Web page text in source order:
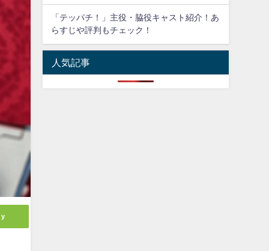
「テッパチ！」主役・脇役キャスト紹介！あ
らすじや評判もチェック！
人気記事